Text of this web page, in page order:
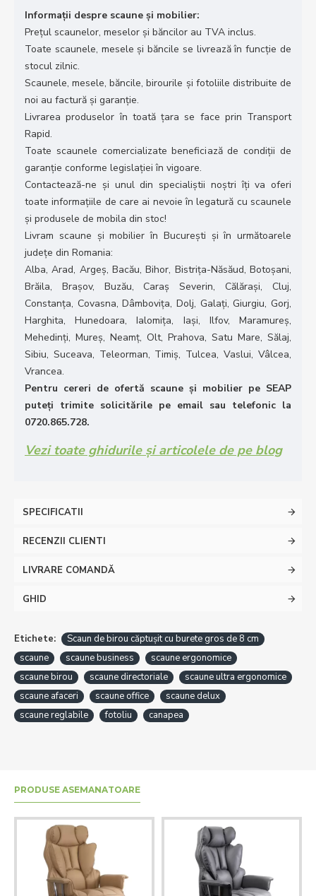
Informații despre scaune și mobilier:
Prețul scaunelor, meselor și băncilor au TVA inclus.
Toate scaunele, mesele și băncile se livrează în funcție de
stocul zilnic.
Scaunele, mesele, băncile, birourile și fotoliile distribuite de
noi au factură și garanție.
Livrarea produselor în toată țara se face prin Transport
Rapid.
Toate scaunele comercializate beneficiază de condiții de
garanție conforme legislației în vigoare.
Contactează-ne și unul din specialiștii noștri îți va oferi
toate informațiile de care ai nevoie în legatură cu scaunele
și produsele de mobila din stoc!
Livram scaune și mobilier în București și în următoarele
județe din Romania:
Alba, Arad, Argeș, Bacău, Bihor, Bistrița-Năsăud, Botoșani,
Brăila, Brașov, Buzău, Caraș Severin, Călărași, Cluj,
Constanța, Covasna, Dâmbovița, Dolj, Galați, Giurgiu, Gorj,
Harghita, Hunedoara, Ialomița, Iași, Ilfov, Maramureș,
Mehedinți, Mureș, Neamț, Olt, Prahova, Satu Mare, Sălaj,
Sibiu, Suceava, Teleorman, Timiș, Tulcea, Vaslui, Vâlcea,
Vrancea.
Pentru cereri de ofertă scaune și mobilier pe SEAP
puteți trimite solicitările pe email sau telefonic la
0720.865.728.
Vezi toate ghidurile și articolele de pe blog
SPECIFICATII
RECENZII CLIENTI
LIVRARE COMANDĂ
GHID
Etichete:
Scaun de birou căptușit cu burete gros de 8 cm
scaune
scaune business
scaune ergonomice
scaune birou
scaune directoriale
scaune ultra ergonomice
scaune afaceri
scaune office
scaune delux
scaune reglabile
fotoliu canapea
PRODUSE ASEMANATOARE